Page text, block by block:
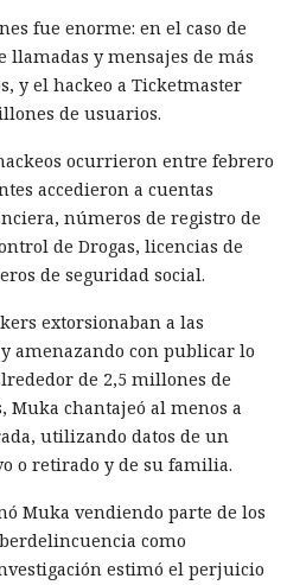
fue enorme: en el caso de
llamadas y mensajes de más
y el hackeo a Ticketmaster
de usuarios.
ocurrieron entre febrero
accedieron a cuentas
números de registro de
de Drogas, licencias de
de seguridad social.
extorsionaban a las
amenazando con publicar lo
de 2,5 millones de
Muka chantajeó al menos a
utilizando datos de un
o retirado y de su familia.
Muka vendiendo parte de los
como
estimó el perjuicio